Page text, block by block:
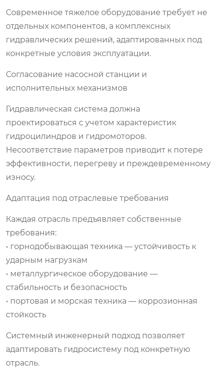
Современное тяжелое оборудование требует не
отдельных компонентов, а комплексных
гидравлических решений, адаптированных под
конкретные условия эксплуатации.
Согласование насосной станции и
исполнительных механизмов
Гидравлическая система должна
проектироваться с учетом характеристик
гидроцилиндров и гидромоторов.
Несоответствие параметров приводит к потере
эффективности, перегреву и преждевременному
износу.
Адаптация под отраслевые требования
Каждая отрасль предъявляет собственные
требования:
• горнодобывающая техника — устойчивость к
ударным нагрузкам
• металлургическое оборудование —
стабильность и безопасность
• портовая и морская техника — коррозионная
стойкость
Системный инженерный подход позволяет
адаптировать гидросистему под конкретную
отрасль.